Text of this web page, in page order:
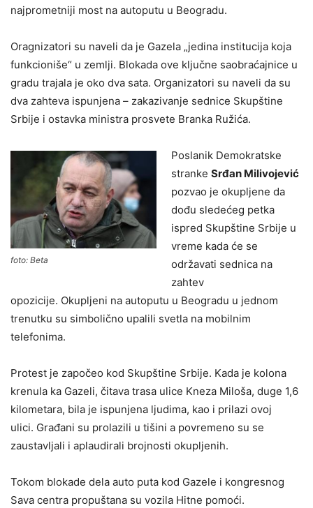
najprometniji most na autoputu u Beogradu.
Oragnizatori su naveli da je Gazela „jedina institucija koja
funkcioniše“ u zemlji. Blokada ove ključne saobraćajnice u
gradu trajala je oko dva sata. Organizatori su naveli da su
dva zahteva ispunjena – zakazivanje sednice Skupštine
Srbije i ostavka ministra prosvete Branka Ružića.
foto: Beta
Poslanik Demokratske
stranke Srđan Milivojević
pozvao je okupljene da
dođu sledećeg petka
ispred Skupštine Srbije u
vreme kada će se
održavati sednica na
zahtev
opozicije. Okupljeni na autoputu u Beogradu u jednom
trenutku su simbolično upalili svetla na mobilnim
telefonima.
Protest je započeo kod Skupštine Srbije. Kada je kolona
krenula ka Gazeli, čitava trasa ulice Kneza Miloša, duge 1,6
kilometara, bila je ispunjena ljudima, kao i prilazi ovoj
ulici. Građani su prolazili u tišini a povremeno su se
zaustavljali i aplaudirali brojnosti okupljenih.
Tokom blokade dela auto puta kod Gazele i kongresnog
Sava centra propuštana su vozila Hitne pomoći.